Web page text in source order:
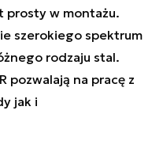
prosty w montażu.
szerokiego spektrum
rodzaju stal.
pozwalają na pracę z
jak i